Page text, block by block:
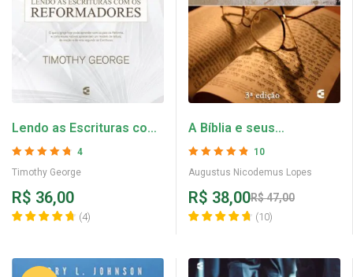
Lendo as Escrituras com
os Reformadores –
Timothy George
4
Timothy George
R$ 36,00
(4)
A Bíblia e seus
Intérpretes – Augustus
Nicodemus Lopes
de 5
10
Augustus Nicodemus Lopes
R$47,00
R$ 38,00
(10)